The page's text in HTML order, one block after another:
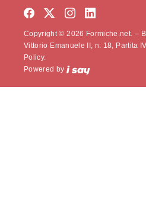
Copyright © 2026 Formiche.net. –
Vittorio Emanuele II, n. 18, Partita
Policy.
Powered by